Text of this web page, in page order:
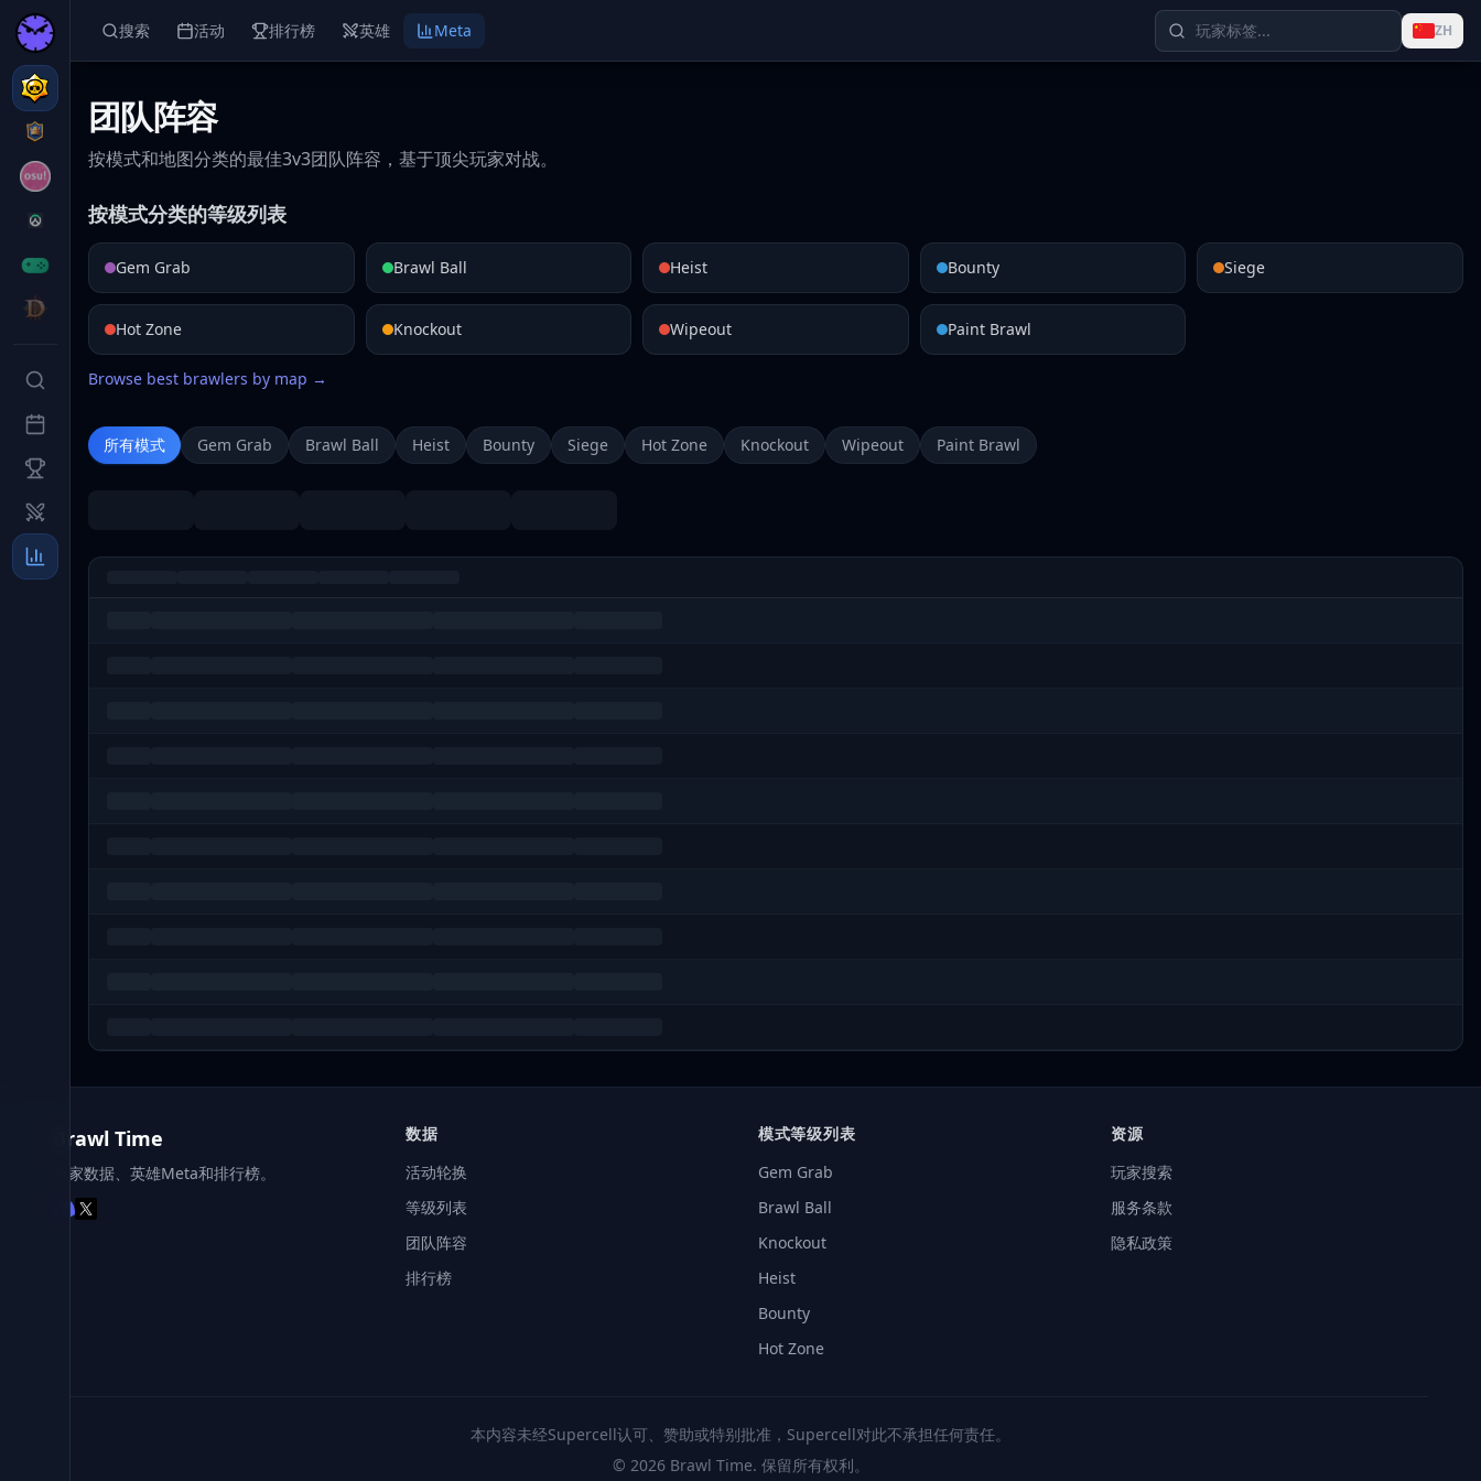
搜索 活动 排行榜 英雄 Meta ZH
团队阵容
按模式和地图分类的最佳3v3团队阵容，基于顶尖玩家对战。
按模式分类的等级列表
Gem Grab Brawl Ball Heist Bounty Siege
Hot Zone Knockout Wipeout Paint Brawl
Browse best brawlers by map →
所有模式 Gem Grab Brawl Ball Heist Bounty Siege Hot Zone Knockout Wipeout Paint Brawl
Brawl Time
玩家数据、英雄Meta和排行榜。
数据
活动轮换
等级列表
团队阵容
排行榜
模式等级列表
Gem Grab
Brawl Ball
Knockout
Heist
Bounty
Hot Zone
资源
玩家搜索
服务条款
隐私政策
本内容未经Supercell认可、赞助或特别批准，Supercell对此不承担任何责任。
© 2026 Brawl Time. 保留所有权利。